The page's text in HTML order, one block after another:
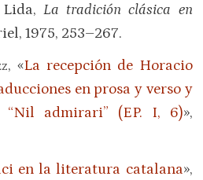
Lida,La tradición clásica en
1975, 253–267.
, «La recepción de Horacio
en prosa y verso y
“Nil admirari” (EP. I, 6)»,
en la literatura catalana»,